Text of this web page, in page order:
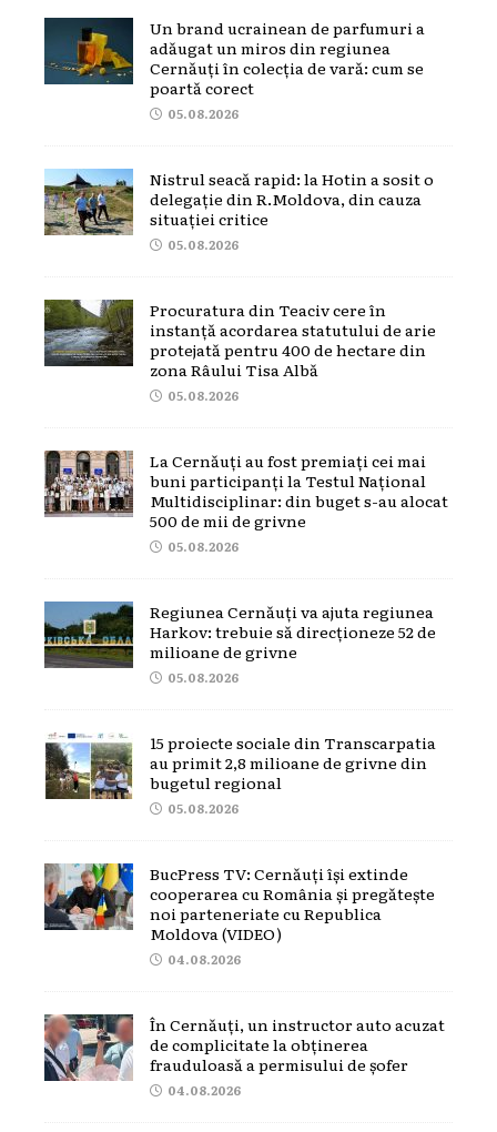
Un brand ucrainean de parfumuri a
adăugat un miros din regiunea
Cernăuți în colecția de vară: cum se
poartă corect
05.08.2026
Nistrul seacă rapid: la Hotin a sosit o
delegație din R.Moldova, din cauza
situației critice
05.08.2026
Procuratura din Teaciv cere în
instanță acordarea statutului de arie
protejată pentru 400 de hectare din
zona Râului Tisa Albă
05.08.2026
La Cernăuți au fost premiați cei mai
buni participanți la Testul Național
Multidisciplinar: din buget s-au alocat
500 de mii de grivne
05.08.2026
Regiunea Cernăuți va ajuta regiunea
Harkov: trebuie să direcționeze 52 de
milioane de grivne
05.08.2026
15 proiecte sociale din Transcarpatia
au primit 2,8 milioane de grivne din
bugetul regional
05.08.2026
BucPress TV: Cernăuți își extinde
cooperarea cu România și pregătește
noi parteneriate cu Republica
Moldova (VIDEO)
04.08.2026
În Cernăuți, un instructor auto acuzat
de complicitate la obținerea
frauduloasă a permisului de șofer
04.08.2026